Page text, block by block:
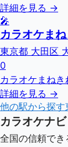
詳細を見る →
🎤
カラオケま
東京都 大田区
0
カラオケまね
詳細を見る →
他の駅から探す
カラオケナビ
全国の信頼でき